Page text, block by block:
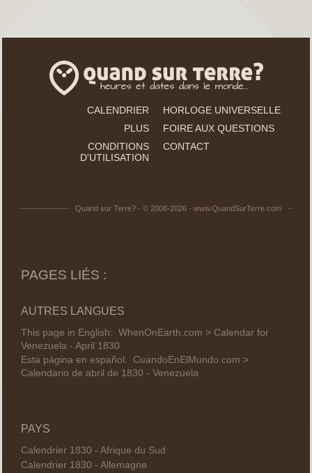
CALENDRIER
HORLOGE UNIVERSELLE
PLUS
FOIRE AUX QUESTIONS
CONDITIONS
D'UTILISATION
CONTACT
Quand sur Terre? - © 2008-2026 - www.QuandSurTerre.com
PAGES LIÉS :
AUTRES LANGUES
This page in English: WhenOnEarth.com > Calendar for
Venezuela - April 1830
Esta página en español: CuandoEnElMundo.com >
Calendario de abril de 1830 - Venezuela
PAYS
Calendrier 1830 - Afrique du Sud
Calendrier 1830 - Allemagne